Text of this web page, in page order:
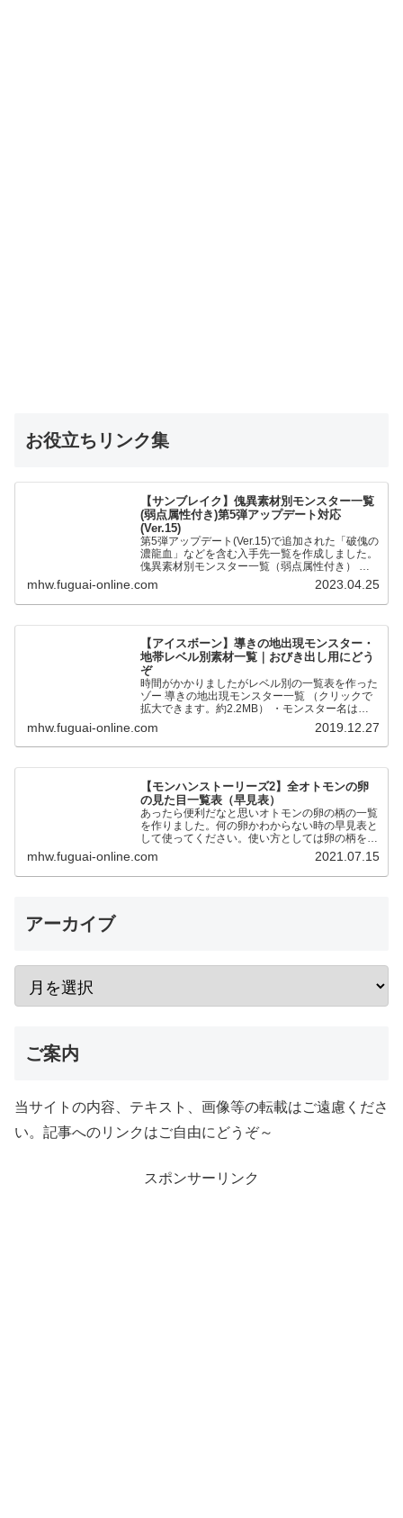
お役立ちリンク集
【サンブレイク】傀異素材別モンスター一覧
(弱点属性付き)第5弾アップデート対応
(Ver.15)
第5弾アップデート(Ver.15)で追加された「破傀の
濃龍血」などを含む入手先一覧を作成しました。
傀異素材別モンスター一覧（弱点属性付き） 全
モンスターの傀異化した〇〇素材と弱点属性をま
とめました。…
mhw.fuguai-online.com 2023.04.25
【アイスボーン】導きの地出現モンスター・
地帯レベル別素材一覧｜おびき出し用にどう
ぞ
時間がかかりましたがレベル別の一覧表を作った
ゾー 導きの地出現モンスター一覧 （クリックで
拡大できます。約2.2MB） ・モンスター名は五
十音順です ・●が通常個体、★が歴戦個体です。
・地帯レベルの…
mhw.fuguai-online.com 2019.12.27
【モンハンストーリーズ2】全オトモンの卵
の見た目一覧表（早見表）
あったら便利だなと思いオトモンの卵の柄の一覧
を作りました。何の卵かわからない時の早見表と
して使ってください。使い方としては卵の柄を元
に同じ色合いの卵を探す形です。 2023年1月18
日リオレイア希少種…
mhw.fuguai-online.com 2021.07.15
アーカイブ
ご案内
当サイトの内容、テキスト、画像等の転載はご遠慮くださ
い。記事へのリンクはご自由にどうぞ～
スポンサーリンク